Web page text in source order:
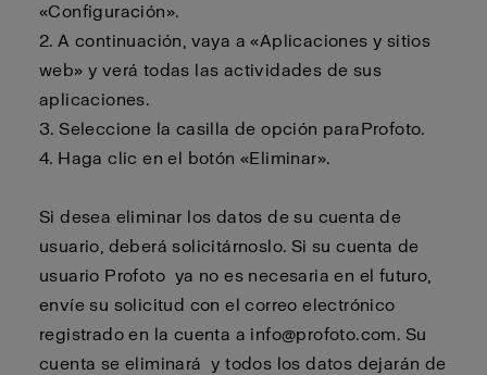
«Configuración».
2.A continuación, vaya a «Aplicaciones y sitios
web» y verá todas las actividades de sus
aplicaciones.
3. Seleccione la casilla de opción paraProfoto.
4. Haga clic en el botón «Eliminar».
Si desea eliminar los datos de su cuenta de
usuario, deberá solicitárnoslo. Si su cuenta de
usuario Profoto ya no es necesaria en el futuro,
envíe su solicitud con el correo electrónico
registrado en la cuenta a info@profoto.com. Su
cuenta seeliminará y todos los datos dejarán de